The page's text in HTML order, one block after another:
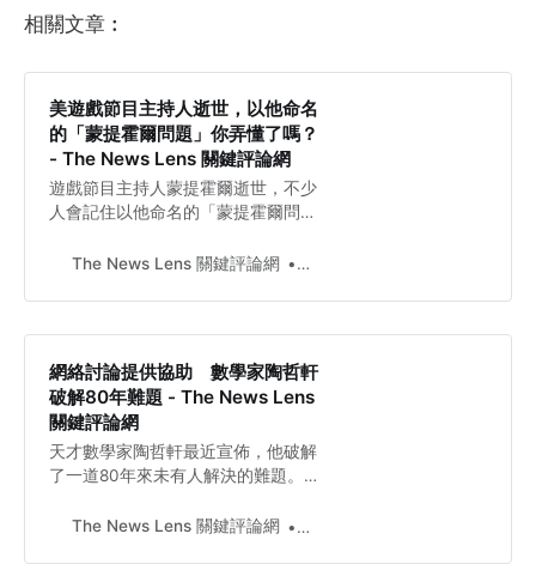
相關文章︰
美遊戲節目主持人逝世，以他命名
的「蒙提霍爾問題」你弄懂了嗎？
- The News Lens 關鍵評論網
遊戲節目主持人蒙提霍爾逝世，不少
人會記住以他命名的「蒙提霍爾問
爭。The News Lens 關鍵評論網 Kayue
網絡討論提供協助 數學家陶哲軒
破解80年難題 - The News Lens
關鍵評論網
天才數學家陶哲軒最近宣佈，他破解
了一道80年來未有人解決的難題。在
了不少協助。
The News Lens 關鍵評論網 Kayue